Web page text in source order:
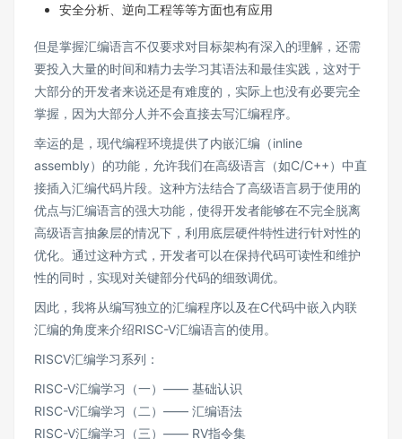
安全分析、逆向工程等等方面也有应用
但是掌握汇编语言不仅要求对目标架构有深入的理解，还需
要投入大量的时间和精力去学习其语法和最佳实践，这对于
大部分的开发者来说还是有难度的，实际上也没有必要完全
掌握，因为大部分人并不会直接去写汇编程序。
幸运的是，现代编程环境提供了内嵌汇编（inline
assembly）的功能，允许我们在高级语言（如C/C++）中直
接插入汇编代码片段。这种方法结合了高级语言易于使用的
优点与汇编语言的强大功能，使得开发者能够在不完全脱离
高级语言抽象层的情况下，利用底层硬件特性进行针对性的
优化。通过这种方式，开发者可以在保持代码可读性和维护
性的同时，实现对关键部分代码的细致调优。
因此，我将从编写独立的汇编程序以及在C代码中嵌入内联
汇编的角度来介绍RISC-V汇编语言的使用。
RISCV汇编学习系列：
RISC-V汇编学习（一）—— 基础认识
RISC-V汇编学习（二）—— 汇编语法
RISC-V汇编学习（三）—— RV指令集